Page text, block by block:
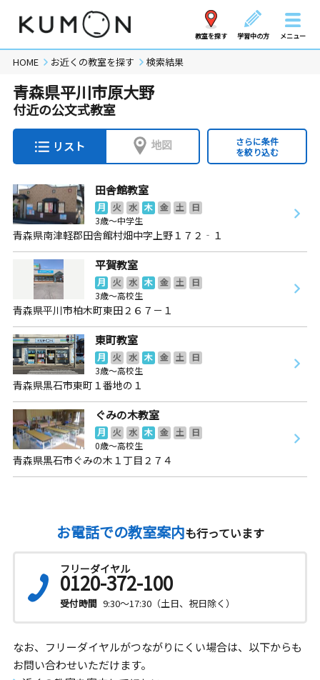
教室を探す 学習中の方 メニュー
HOME お近くの教室を探す 検索結果
青森県平川市原大野
付近の公文式教室
リスト 地図
さらに条件
を絞り込む
田舎館教室
月 火 水 木 金 土
日
3歳～中学生
青森県南津軽郡田舎館村畑中字上野１７２‐１
平賀教室
月 火 水 木 金 土
日
3歳～高校生
青森県平川市柏木町東田２６７－１
東町教室
月 火 水 木 金 土
日
3歳～高校生
青森県黒石市東町１番地の１
ぐみの木教室
月 火 水 木 金 土
日
0歳～高校生
青森県黒石市ぐみの木１丁目２７４
お電話での教室案内も行っています
フリーダイヤル
0120-372-100
受付時間 9:30～17:30（土日、祝日除く）
なお、フリーダイヤルがつながりにくい場合は、以下からも
お問い合わせいただけます。